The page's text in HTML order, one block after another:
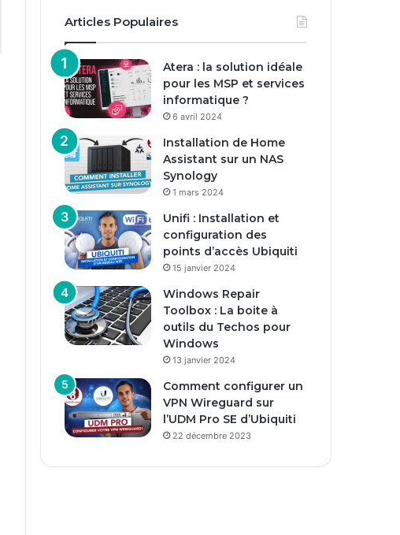
Articles Populaires
Atera : la solution idéale
pour les MSP et services
informatique ?
6 avril 2024
Installation de Home
Assistant sur un NAS
Synology
1 mars 2024
Unifi : Installation et
configuration des
points d’accès Ubiquiti
15 janvier 2024
Windows Repair
Toolbox : La boite à
outils du Techos pour
Windows
13 janvier 2024
Comment configurer un
VPN Wireguard sur
l’UDM Pro SE d’Ubiquiti
22 décembre 2023